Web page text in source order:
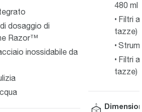
dosaggio di
Razor™
inossidabile da
480 ml
Filtri
tazze)
Filtri
tazze)